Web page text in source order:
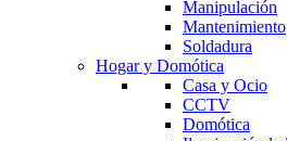
Manipulación
Mantenimiento
Soldadura
Hogar y Domótica
Casa y Ocio
CCTV
Domótica